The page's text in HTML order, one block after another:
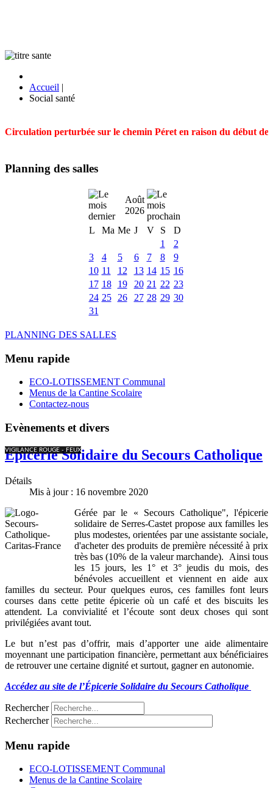
Accueil |
Social santé
Circulation perturbée sur le chemin Péret en raison du début
Planning des salles
Août
2026
L
Ma Me J V S
D
1
2
3
4 5 6 7 8
9
10 11 12 13 14 15 16
17 18 19 20 21 22 23
24 25 26 27 28 29 30
31
PLANNING DES SALLES
Menu rapide
ECO-LOTISSEMENT Communal
Menus de la Cantine Scolaire
Contactez-nous
Evènements et divers
VIGILANCE ROUGE - FEUX
Épicerie Solidaire du Secours Catholique
Détails
Mis à jour : 16 novembre 2020
Gérée par le « Secours Catholique", l'épicerie
solidaire de Serres-Castet propose aux familles les
plus modestes, orientées par une assistante sociale,
d'acheter des produits de première nécessité à prix
très bas (10% de la valeur marchande). Ainsi tous
les 15 jours, les 1° et 3° jeudis du mois, des
bénévoles accueillent et viennent en aide aux
familles du secteur. Pour quelques euros, ces familles font leurs
courses dans cette petite épicerie où un café et des biscuits les
attendent. La convivialité et l’écoute sont deux choses qui sont
privilégiées avant tout.
Le but n’est pas d’offrir, mais d’apporter une aide alimentaire
moyennant une participation financière, permettant aux bénéficiaires
de retrouver une certaine dignité et surtout, gagner en autonomie.
Accédez au site de l’Épicerie Solidaire du Secours Catholique
Rechercher
Rechercher
Menu rapide
ECO-LOTISSEMENT Communal
Menus de la Cantine Scolaire